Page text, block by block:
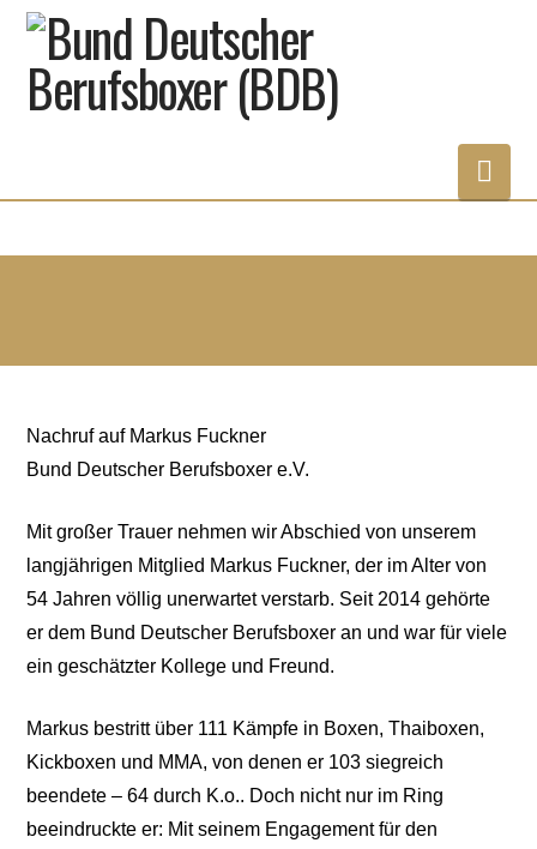
Nachruf auf Markus Fuckner
Bund Deutscher Berufsboxer e.V.
Mit großer Trauer nehmen wir Abschied von unserem
langjährigen Mitglied Markus Fuckner, der im Alter von
54 Jahren völlig unerwartet verstarb. Seit 2014 gehörte
er dem Bund Deutscher Berufsboxer an und war für viele
ein geschätzter Kollege und Freund.
Markus bestritt über 111 Kämpfe in Boxen, Thaiboxen,
Kickboxen und MMA, von denen er 103 siegreich
beendete – 64 durch K.o.. Doch nicht nur im Ring
beeindruckte er: Mit seinem Engagement für den